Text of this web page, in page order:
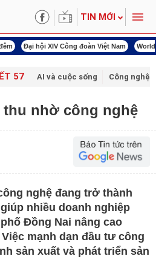
TIN MỚI
Đại hội XIV Công đoàn Việt Nam
57 AI và cuộc sống Công nghệ
nhờ công nghệ
nghệ đang trở thành
nhiều doanh nghiệp
Đồng Nai nâng cao
mạnh dạn đầu tư công
sản xuất và phát triển sản